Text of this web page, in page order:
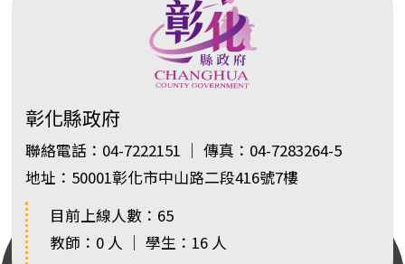
彰化縣政府
聯絡電話：04-7222151 ｜ 傳真：04-7283264-5
地址：50001彰化市中山路二段416號7樓
目前上線人數：65
教師：0 人 ｜ 學生：16 人